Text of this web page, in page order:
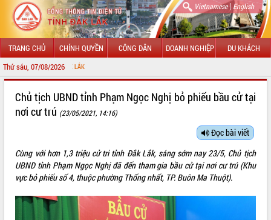
Vietnamese| English
TRANG CHỦ CHÍNH QUYỀN CÔNG DÂN DOANH NGHIỆP DU KHÁCH
Thứ sáu, 07/08/2026
LÃNH ĐẠO UBND TỈNH
SỞ, BAN, NGÀNH
THÔNG TIN CHỈ ĐẠO ĐIỀU HÀNH
Chủ tịch UBND tỉnh Phạm Ngọc Nghị bỏ phiếu bầu cử tại
nơi cư trú (23/05/2021, 14:16)
Đọc bài viết
Cùng với hơn 1,3 triệu cử tri tỉnh Đắk Lắk, sáng sớm nay 23/5, Chủ tịch
UBND tỉnh Phạm Ngọc Nghị đã đến tham gia bầu cử tại nơi cư trú (Khu
vực bỏ phiếu số 4, thuộc phường Thống nhất, TP. Buôn Ma Thuột).